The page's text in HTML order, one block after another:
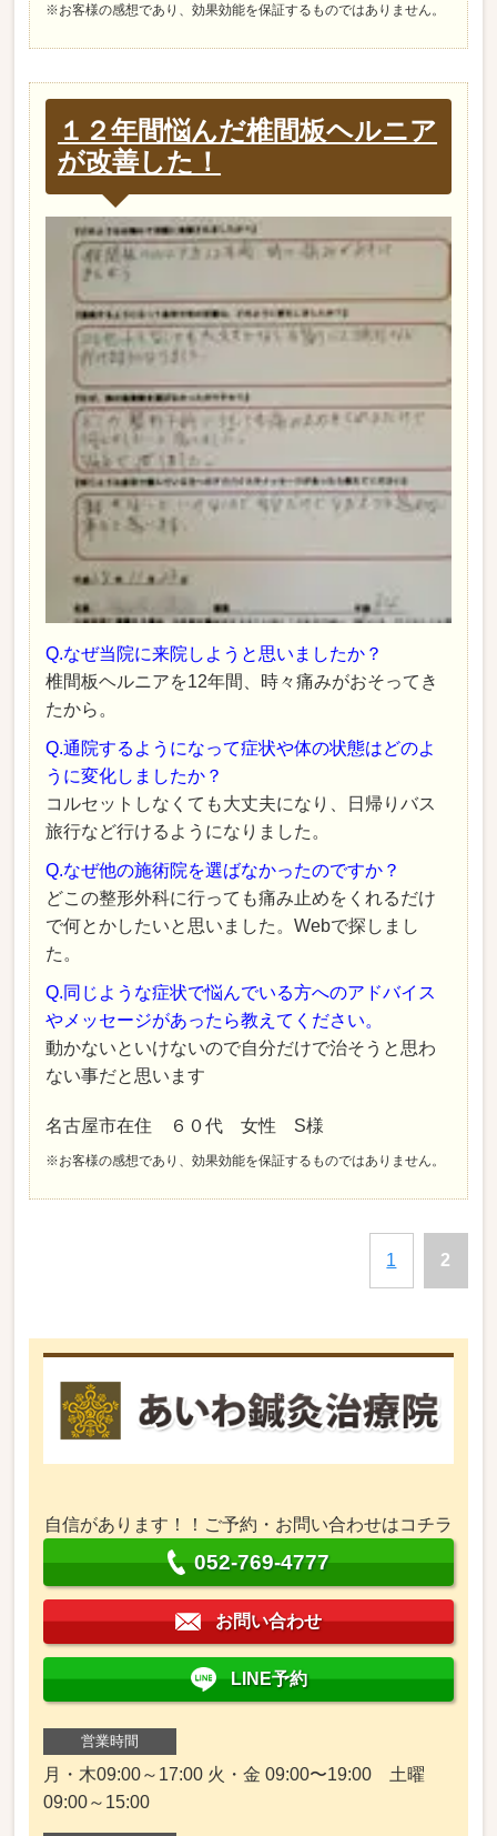
※お客様の感想であり、効果効能を保証するものではありません。
１２年間悩んだ椎間板ヘルニア
が改善した！
Q.なぜ当院に来院しようと思いましたか？
椎間板ヘルニアを12年間、時々痛みがおそってき
たから。
Q.通院するようになって症状や体の状態はどのよ
うに変化しましたか？
コルセットしなくても大丈夫になり、日帰りバス
旅行など行けるようになりました。
Q.なぜ他の施術院を選ばなかったのですか？
どこの整形外科に行っても痛み止めをくれるだけ
で何とかしたいと思いました。Webで探しまし
た。
Q.同じような症状で悩んでいる方へのアドバイス
やメッセージがあったら教えてください。
動かないといけないので自分だけで治そうと思わ
ない事だと思います
名古屋市在住 ６０代 女性 S様
※お客様の感想であり、効果効能を保証するものではありません。
1 2
自信があります！！ご予約・お問い合わせはコチラ
052-769-4777
お問い合わせ
LINE予約
営業時間
月・木09:00～17:00 火・金 09:00〜19:00 土曜
09:00～15:00